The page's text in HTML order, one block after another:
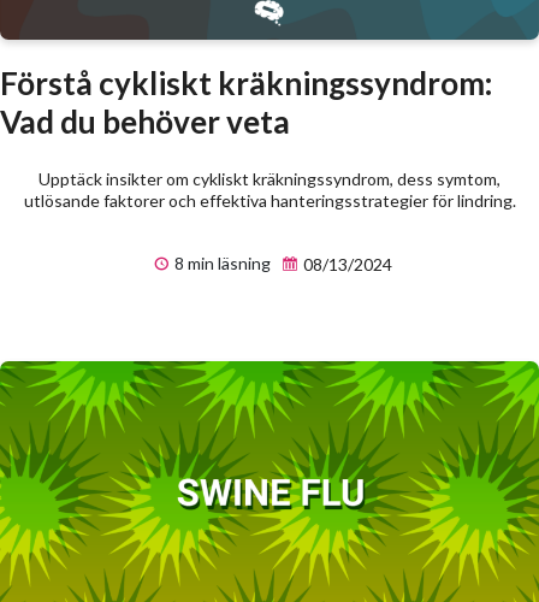
Förstå cykliskt kräkningssyndrom:
Vad du behöver veta
Upptäck insikter om cykliskt kräkningssyndrom, dess symtom,
utlösande faktorer och effektiva hanteringsstrategier för lindring.
8 min läsning 08/13/2024